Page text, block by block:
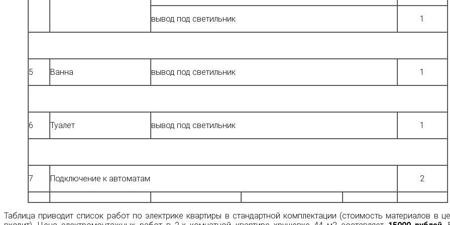
вывод под светильник 1
5 Ванна вывод под светильник 1
6 Туалет вывод под светильник 1
7 Подключение к автоматам 2
Таблица приводит список работ по электрике квартиры в стандартной комплектации (стоимость материалов в